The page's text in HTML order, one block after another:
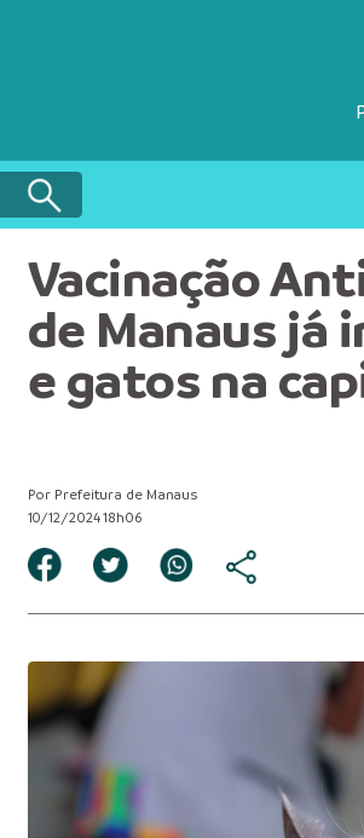
Vacinação
de Manaus já
e gatos na
Por Prefeitura de Manaus
10/12/2024 18h06